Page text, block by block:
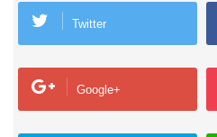
Twitter
Google+